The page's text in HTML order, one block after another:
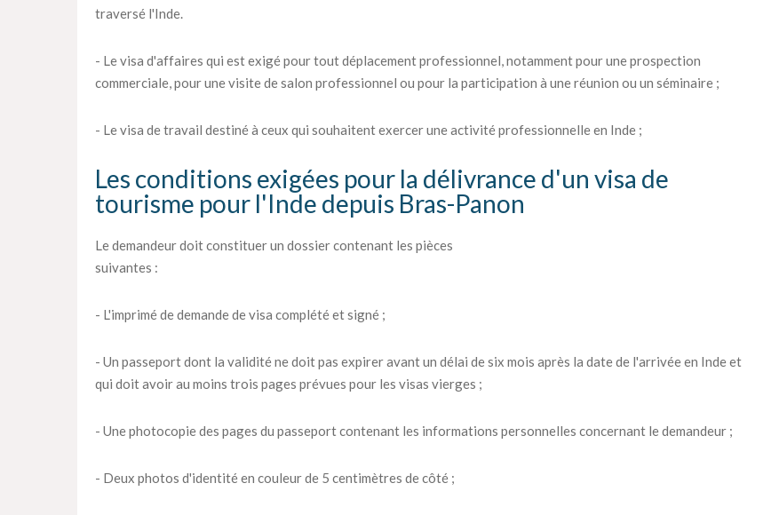
traversé l'Inde.
- Le visa d'affaires qui est exigé pour tout déplacement professionnel, notamment pour une prospection
commerciale, pour une visite de salon professionnel ou pour la participation à une réunion ou un séminaire ;
- Le visa de travail destiné à ceux qui souhaitent exercer une activité professionnelle en Inde ;
Les conditions exigées pour la délivrance d'un visa de
tourisme pour l'Inde depuis Bras-Panon
Le demandeur doit constituer un dossier contenant les pièces
suivantes :
- L'imprimé de demande de visa complété et signé ;
- Un passeport dont la validité ne doit pas expirer avant un délai de six mois après la date de l'arrivée en Inde et
qui doit avoir au moins trois pages prévues pour les visas vierges ;
- Une photocopie des pages du passeport contenant les informations personnelles concernant le demandeur ;
- Deux photos d'identité en couleur de 5 centimètres de côté ;